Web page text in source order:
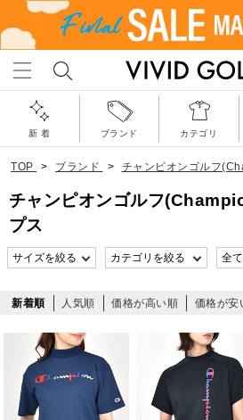
新 着 ブランド カテゴリ
TOP > ブランド > チャンピオンゴルフ
チャンピオンゴルフ
プス
新着順 人気順 価格が高い順 価格が安